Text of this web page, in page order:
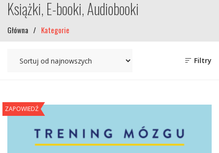
Książki, E-booki, Audiobooki
Główna / Kategorie
Filtry
ZAPOWIEDŹ